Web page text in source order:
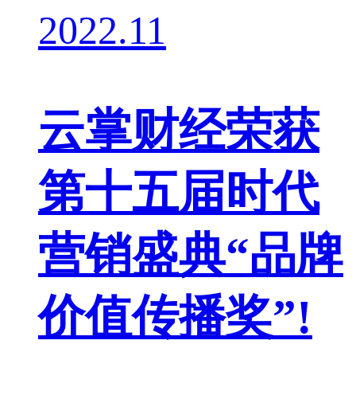
2022.11
云掌财经荣获
第十五届时代
营销盛典“品牌
价值传播奖”!